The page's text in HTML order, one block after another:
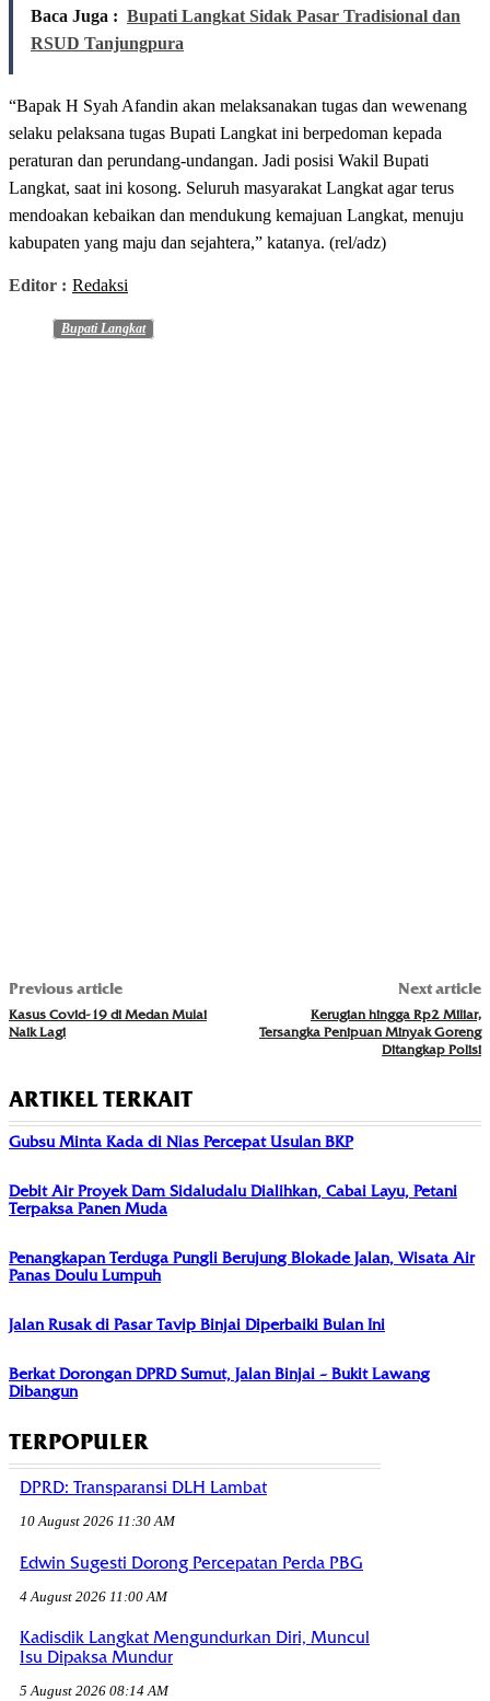
Baca Juga : Bupati Langkat Sidak Pasar Tradisional dan
RSUD Tanjungpura
“Bapak H Syah Afandin akan melaksanakan tugas dan wewenang
selaku pelaksana tugas Bupati Langkat ini berpedoman kepada
peraturan dan perundang-undangan. Jadi posisi Wakil Bupati
Langkat, saat ini kosong. Seluruh masyarakat Langkat agar terus
mendoakan kebaikan dan mendukung kemajuan Langkat, menuju
kabupaten yang maju dan sejahtera,” katanya. (rel/adz)
Editor : Redaksi
Bupati Langkat
Previous article
Kasus Covid-19 di Medan Mulai
Naik Lagi
Next article
Kerugian hingga Rp2 Miliar,
Tersangka Penipuan Minyak Goreng
Ditangkap Polisi
ARTIKEL TERKAIT
Gubsu Minta Kada di Nias Percepat Usulan BKP
Debit Air Proyek Dam Sidaludalu Dialihkan, Cabai Layu, Petani
Terpaksa Panen Muda
Penangkapan Terduga Pungli Berujung Blokade Jalan, Wisata Air
Panas Doulu Lumpuh
Jalan Rusak di Pasar Tavip Binjai Diperbaiki Bulan Ini
Berkat Dorongan DPRD Sumut, Jalan Binjai – Bukit Lawang
Dibangun
TERPOPULER
DPRD: Transparansi DLH Lambat
10 August 2026 11:30 AM
Edwin Sugesti Dorong Percepatan Perda PBG
4 August 2026 11:00 AM
Kadisdik Langkat Mengundurkan Diri, Muncul
Isu Dipaksa Mundur
5 August 2026 08:14 AM